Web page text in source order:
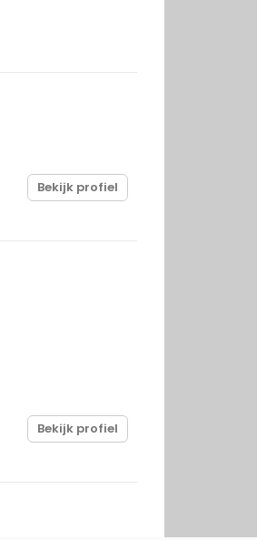
Bekijk profiel
Bekijk profiel